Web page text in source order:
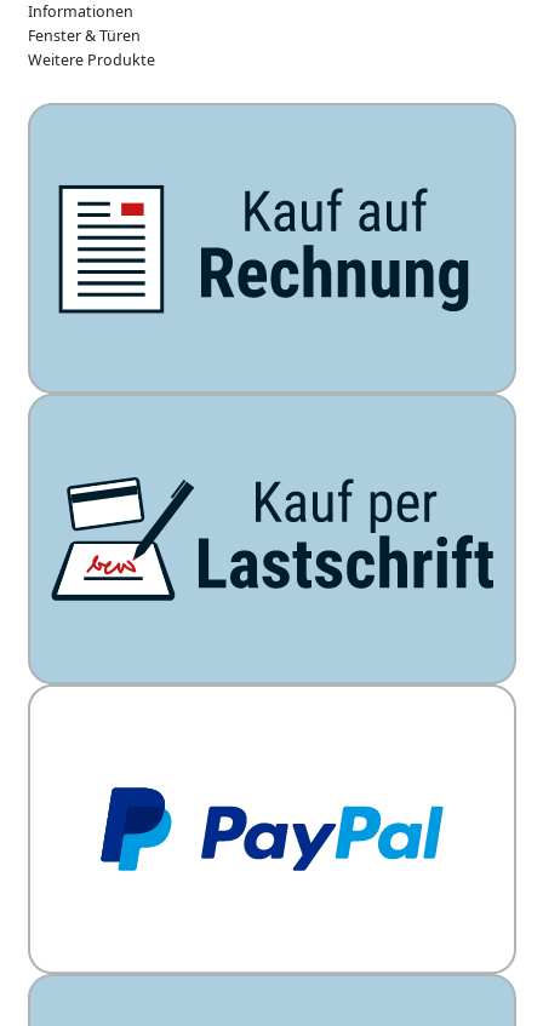
Informationen
Fenster & Türen
Weitere Produkte